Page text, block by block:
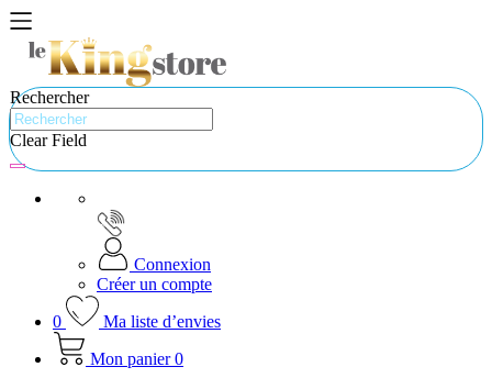
Rechercher
Clear Field
Connexion
Créer un compte
0
Ma liste d’envies
Mon panier 0